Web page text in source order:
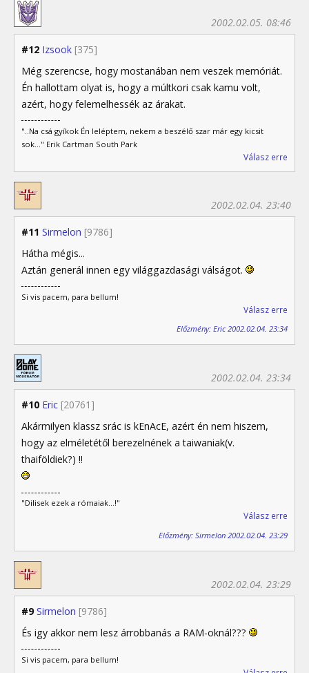
#12 Izsook [375]
2002.02.05. 08:46
Még szerencse, hogy mostanában nem veszek memóriát.
Én hallottam olyat is, hogy a múltkori csak kamu volt,
azért, hogy felemelhessék az árakat.
"..Na csá gyíkok Én leléptem, nekem a beszélő szar már egy kicsit
sok..." Erik Cartman South Park
Válasz erre
#11 Sirmelon [9786]
2002.02.04. 23:40
Hátha mégis...
Aztán generál innen egy világgazdasági válságot.
Si vis pacem, para bellum!
Válasz erre
Előzmény: Eric 2002.02.04. 23:34
#10 Eric [20761]
2002.02.04. 23:34
Akármilyen klassz srác is kEnAcE, azért én nem hiszem,
hogy az elméletétől berezelnének a taiwaniak(v.
thaiföldiek?) !!
"Dilisek ezek a rómaiak...!"
Válasz erre
Előzmény: Sirmelon 2002.02.04. 23:29
#9 Sirmelon [9786]
2002.02.04. 23:29
És igy akkor nem lesz árrobbanás a RAM-oknál???
Si vis pacem, para bellum!